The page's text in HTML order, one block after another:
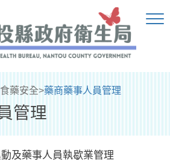
食藥安全>藥商藥事人員管理
管理
及藥事人員執歇業管理